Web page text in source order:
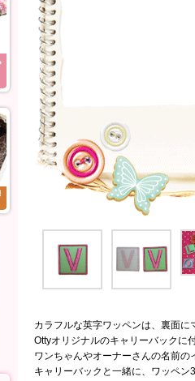
カラフルな英字ワッペンは、裏面
Ottyオリジナルのキャリーバックに
ワンちゃんやオーナーさんの名前
キャリーバックと一緒に、ワッペ